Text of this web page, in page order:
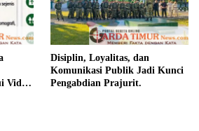
Video
Disiplin, Loyalitas, dan
Komunikasi Publik Jadi Kunci
Pengabdian Prajurit.